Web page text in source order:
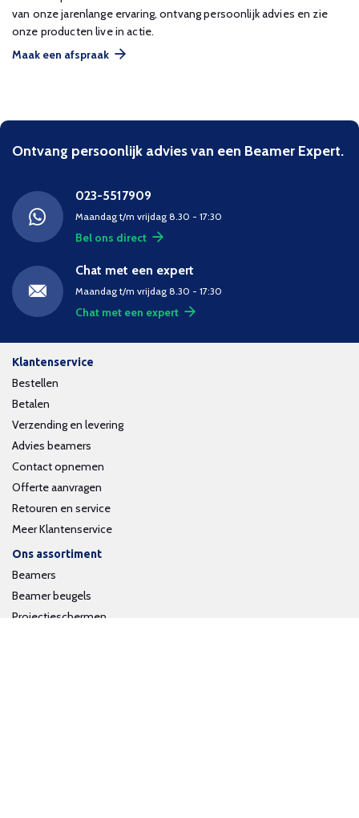
van onze jarenlange ervaring, ontvang persoonlijk advies en zie
onze producten live in actie.
Maak een afspraak
Ontvang persoonlijk advies van een Beamer Expert.
023-5517909
Maandag t/m vrijdag 8.30 - 17:30
Bel ons direct
Chat met een expert
Maandag t/m vrijdag 8.30 - 17:30
Chat met een expert
Klantenservice
Bestellen
Betalen
Verzending en levering
Advies beamers
Contact opnemen
Offerte aanvragen
Retouren en service
Meer Klantenservice
Ons assortiment
Beamers
Beamer beugels
Projectieschermen